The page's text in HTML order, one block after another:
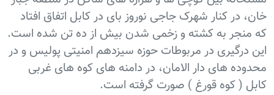
خان، در کنار شهرک جاجی نوروز بای در کابل اتفاق افتاد
که منجر به کشته و زخمی شدن بیش از ده تن شده است.
این درگیری در مربوطات حوزه سیزدهم امنیتی پولیس و در
محدوده های دار الامان، در دامنه های کوه های غربی
کابل ( کوه قورغ ) صورت گرفته است.